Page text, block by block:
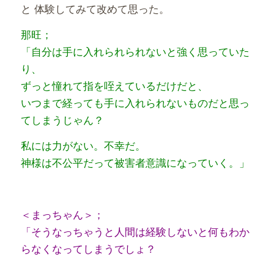
と 体験してみて改めて思った。
那旺；
「自分は手に入れられられないと強く思っていた
り、
ずっと憧れて指を咥えているだけだと、
いつまで経っても手に入れられないものだと思っ
てしまうじゃん？
私には力がない。不幸だ。
神様は不公平だって被害者意識になっていく。」
＜まっちゃん＞；
「そうなっちゃうと人間は経験しないと何もわか
らなくなってしまうでしょ？